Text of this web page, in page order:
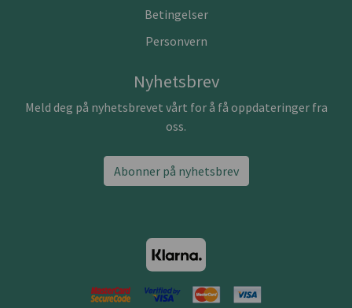
Betingelser
Personvern
Nyhetsbrev
Meld deg på nyhetsbrevet vårt for å få oppdateringer fra
oss.
Abonner på nyhetsbrev